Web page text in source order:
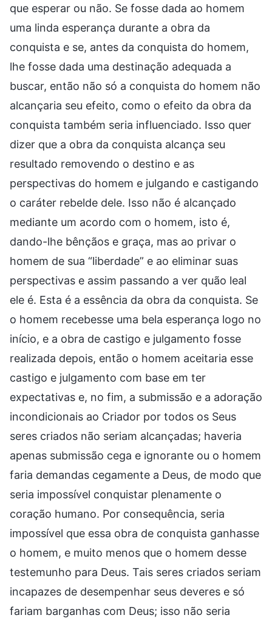
que esperar ou não. Se fosse dada ao homem
uma linda esperança durante a obra da
conquista e se, antes da conquista do homem,
lhe fosse dada uma destinação adequada a
buscar, então não só a conquista do homem não
alcançaria seu efeito, como o efeito da obra da
conquista também seria influenciado. Isso quer
dizer que a obra da conquista alcança seu
resultado removendo o destino e as
perspectivas do homem e julgando e castigando
o caráter rebelde dele. Isso não é alcançado
mediante um acordo com o homem, isto é,
dando-lhe bênçãos e graça, mas ao privar o
homem de sua “liberdade” e ao eliminar suas
perspectivas e assim passando a ver quão leal
ele é. Esta é a essência da obra da conquista. Se
o homem recebesse uma bela esperança logo no
início, e a obra de castigo e julgamento fosse
realizada depois, então o homem aceitaria esse
castigo e julgamento com base em ter
expectativas e, no fim, a submissão e a adoração
incondicionais ao Criador por todos os Seus
seres criados não seriam alcançadas; haveria
apenas submissão cega e ignorante ou o homem
faria demandas cegamente a Deus, de modo que
seria impossível conquistar plenamente o
coração humano. Por consequência, seria
impossível que essa obra de conquista ganhasse
o homem, e muito menos que o homem desse
testemunho para Deus. Tais seres criados seriam
incapazes de desempenhar seus deveres e só
fariam barganhas com Deus; isso não seria